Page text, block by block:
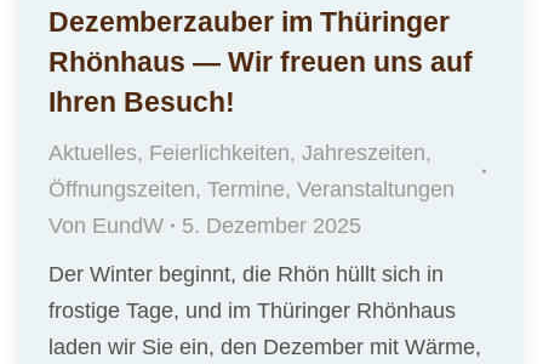
Dezemberzauber im Thüringer
Rhönhaus — Wir freuen uns auf
Ihren Besuch!
Aktuelles, Feierlichkeiten, Jahreszeiten,
Öffnungszeiten, Termine, Veranstaltungen
Von EundW
5. Dezember 2025
Der Winter beginnt, die Rhön hüllt sich in
frostige Tage, und im Thüringer Rhönhaus
laden wir Sie ein, den Dezember mit Wärme,